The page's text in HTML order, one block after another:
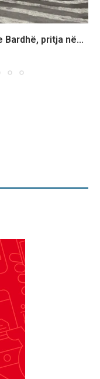
Bardhë, pritja në...